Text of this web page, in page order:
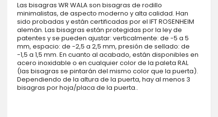
Las bisagras WR WALA son bisagras de rodillo
minimalistas, de aspecto moderno y alta calidad. Han
sido probadas y están certificadas por el IFT ROSENHEIM
alemán. Las bisagras están protegidas por la ley de
patentes y se pueden ajustar: verticalmente: de -5 a 5
mm, espacio: de -2,5 a 2,5 mm, presión de sellado: de
-1,5 a 1,5 mm. En cuanto al acabado, están disponibles en
acero inoxidable o en cualquier color de la paleta RAL
(las bisagras se pintarán del mismo color que la puerta).
Dependiendo de la altura de la puerta, hay al menos 3
bisagras por hoja/placa de la puerta..